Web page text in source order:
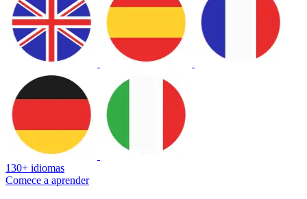
130+ idiomas
Comece a aprender